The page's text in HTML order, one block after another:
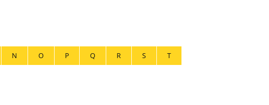
N O P Q R S T